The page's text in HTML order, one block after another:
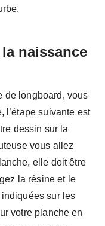
naissance
de longboard, vous
l’étape suivante est
dessin sur la
vous allez
elle doit être
la résine et le
sur les
votre planche en